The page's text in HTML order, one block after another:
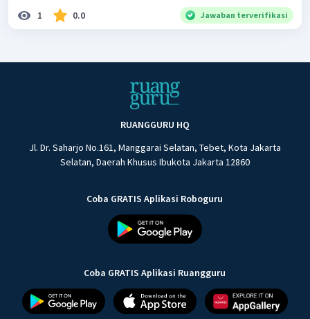
1 0.0 Jawaban terverifikasi
RUANGGURU HQ
Jl. Dr. Saharjo No.161, Manggarai Selatan, Tebet, Kota Jakarta
Selatan, Daerah Khusus Ibukota Jakarta 12860
Coba GRATIS Aplikasi Roboguru
Coba GRATIS Aplikasi Ruangguru